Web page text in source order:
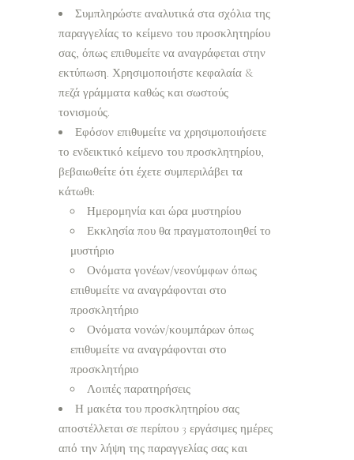
Συμπληρώστε αναλυτικά στα σχόλια της
παραγγελίας το κείμενο του προσκλητηρίου
σας, όπως επιθυμείτε να αναγράφεται στην
εκτύπωση. Χρησιμοποιήστε κεφαλαία &
πεζά γράμματα καθώς και σωστούς
τονισμούς.
Εφόσον επιθυμείτε να χρησιμοποιήσετε
το ενδεικτικό κείμενο του προσκλητηρίου,
βεβαιωθείτε ότι έχετε συμπεριλάβει τα
κάτωθι:
Ημερομηνία και ώρα μυστηρίου
Εκκλησία που θα πραγματοποιηθεί το
μυστήριο
Ονόματα γονέων/νεονύμφων όπως
επιθυμείτε να αναγράφονται στο
προσκλητήριο
Ονόματα νονών/κουμπάρων όπως
επιθυμείτε να αναγράφονται στο
προσκλητήριο
Λοιπές παρατηρήσεις
Η μακέτα του προσκλητηρίου σας
αποστέλλεται σε περίπου 3 εργάσιμες ημέρες
από την λήψη της παραγγελίας σας και